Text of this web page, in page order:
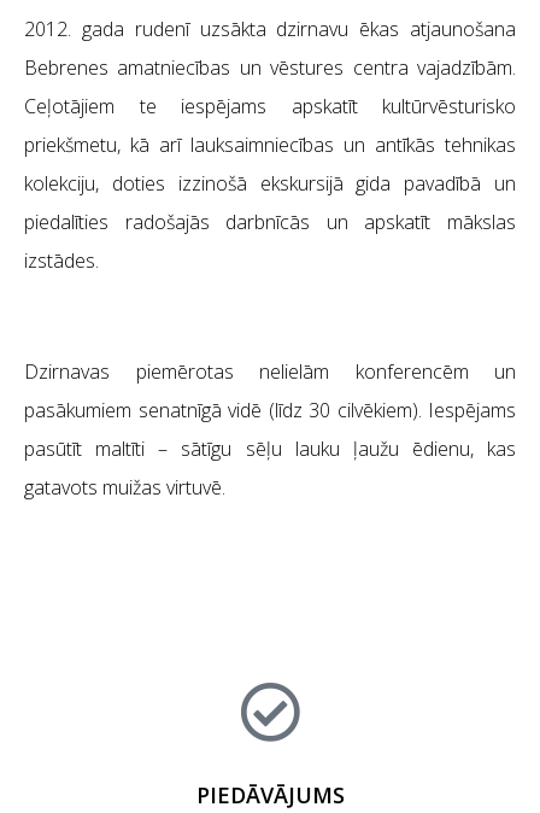
2012. gada rudenī uzsākta dzirnavu ēkas atjaunošana
Bebrenes amatniecības un vēstures centra vajadzībām.
Ceļotājiem te iespējams apskatīt kultūrvēsturisko
priekšmetu, kā arī lauksaimniecības un antīkās tehnikas
kolekciju, doties izzinošā ekskursijā gida pavadībā un
piedalīties radošajās darbnīcās un apskatīt mākslas
izstādes.
Dzirnavas piemērotas nelielām konferencēm un
pasākumiem senatnīgā vidē (līdz 30 cilvēkiem). Iespējams
pasūtīt maltīti – sātīgu sēļu lauku ļaužu ēdienu, kas
gatavots muižas virtuvē.
PIEDĀVĀJUMS